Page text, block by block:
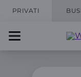
PRIVATI